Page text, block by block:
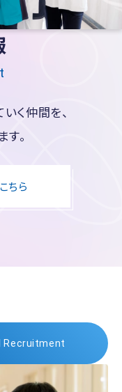
く仲間を、
。
ちら
Recruitment